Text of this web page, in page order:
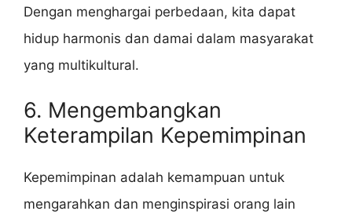
Dengan menghargai perbedaan, kita dapat
hidup harmonis dan damai dalam masyarakat
yang multikultural.
6. Mengembangkan
Keterampilan Kepemimpinan
Kepemimpinan adalah kemampuan untuk
mengarahkan dan menginspirasi orang lain